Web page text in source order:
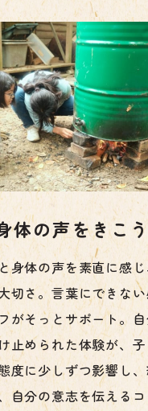
体の声をきこう
身体の声を素直に感じ
切さ。言葉にできな
がそっとサポート。
止められた体験が、
度に少しずつ影響し
自分の意志を伝えるコ